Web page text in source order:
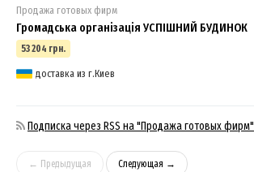
Продажа готовых фирм
Громадська організація УСПІШНИЙ БУДИНОК
53 204 грн.
доставка из г.Киев
Подписка через RSS на "Продажа готовых фирм"
← Предыдущая Следующая →